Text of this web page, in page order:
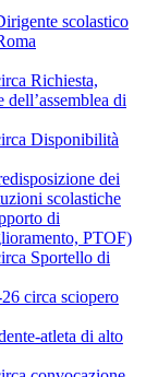
scolastico
Richiesta,
di
Disponibilità
dei
scolastiche
di
PTOF)
Sportello di
circa sciopero
atleta di alto